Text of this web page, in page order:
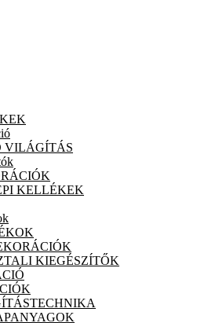
VILÁGÍTÁS
KELLÉKEK
KIEGÉSZÍTŐK